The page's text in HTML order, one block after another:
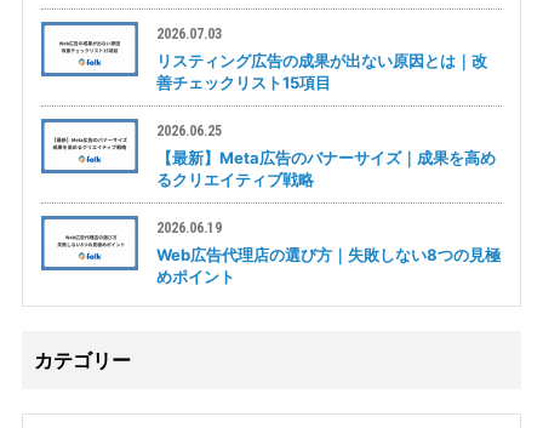
2026.07.03
リスティング広告の成果が出ない原因とは｜改
善チェックリスト15項目
2026.06.25
【最新】Meta広告のバナーサイズ｜成果を高め
るクリエイティブ戦略
2026.06.19
Web広告代理店の選び方｜失敗しない8つの見極
めポイント
カテゴリー